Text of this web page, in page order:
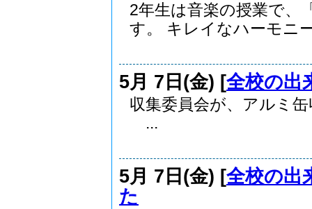
2年生は音楽の授業で、
す。 キレイなハーモニ
5月 7日(金) [全校の出
収集委員会が、アルミ
...
5月 7日(金) [全校の出
た